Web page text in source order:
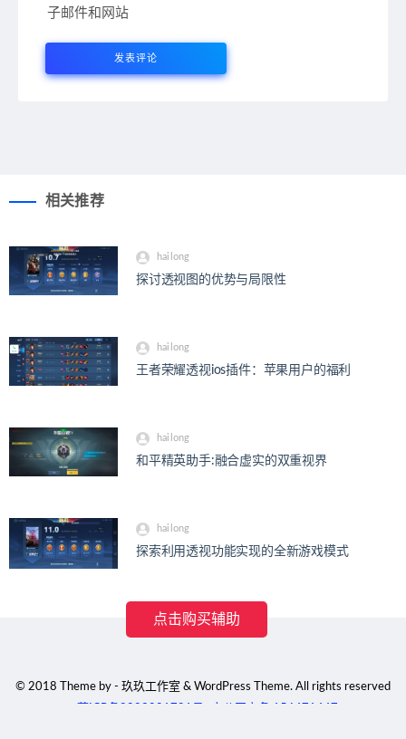
子邮件和网站
相关推荐
hailong
探讨透视图的优势与局限性
hailong
王者荣耀透视ios插件：苹果用户的福利
hailong
和平精英助手:融合虚实的双重视界
hailong
探索利用透视功能实现的全新游戏模式
© 2018 Theme by - 玖玖工作室 & WordPress Theme. All rights reserved
点击购买辅助